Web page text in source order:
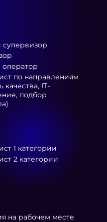
на рабочем месте
1 категории
2 категории
по направлениям
качества, IT-
подбор